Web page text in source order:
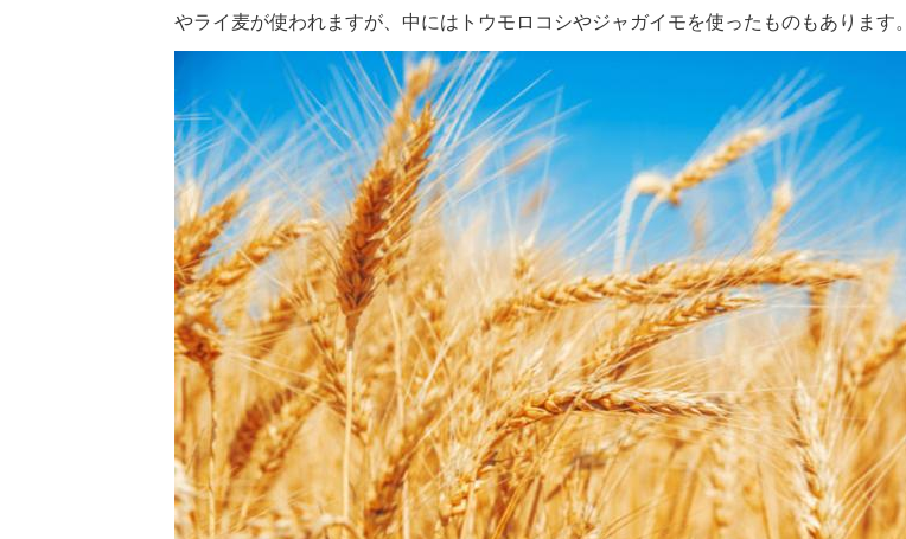
やライ麦が使われますが、中にはトウモロコシやジャガイモを使ったものもあります。